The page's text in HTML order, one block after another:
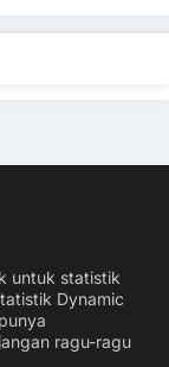
untuk statistik
Dynamic
ragu-ragu